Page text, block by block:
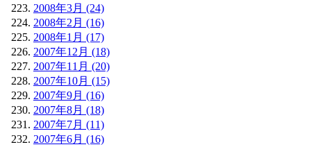
2008年3月 (24)
2008年2月 (16)
2008年1月 (17)
2007年12月 (18)
2007年11月 (20)
2007年10月 (15)
2007年9月 (16)
2007年8月 (18)
2007年7月 (11)
2007年6月 (16)